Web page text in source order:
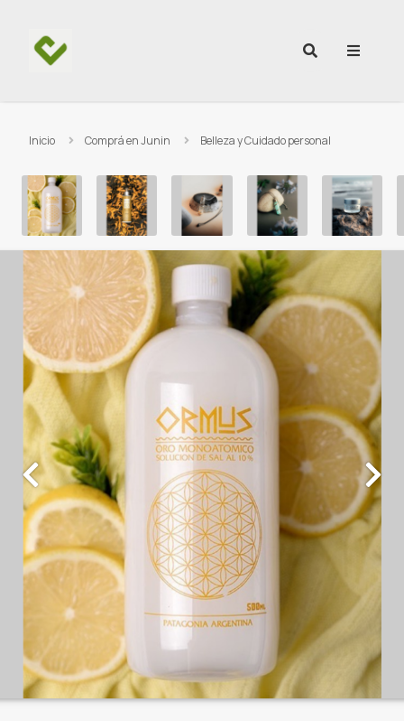
Inicio Comprá en Junin Belleza y Cuidado personal